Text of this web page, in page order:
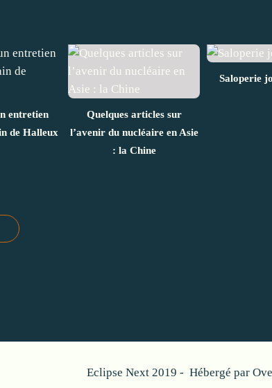
entretien
de Halleux
Quelques articles sur
l’avenir du nucléaire en Asie
: la Chine
Saloperie
Eclipse Next 2019 - Hébergé par